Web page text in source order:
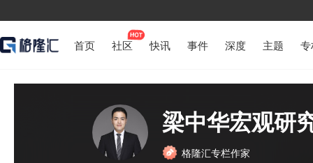
首页 社区 快讯 事件 深度 主题
梁中华宏观研
格隆汇专栏作家